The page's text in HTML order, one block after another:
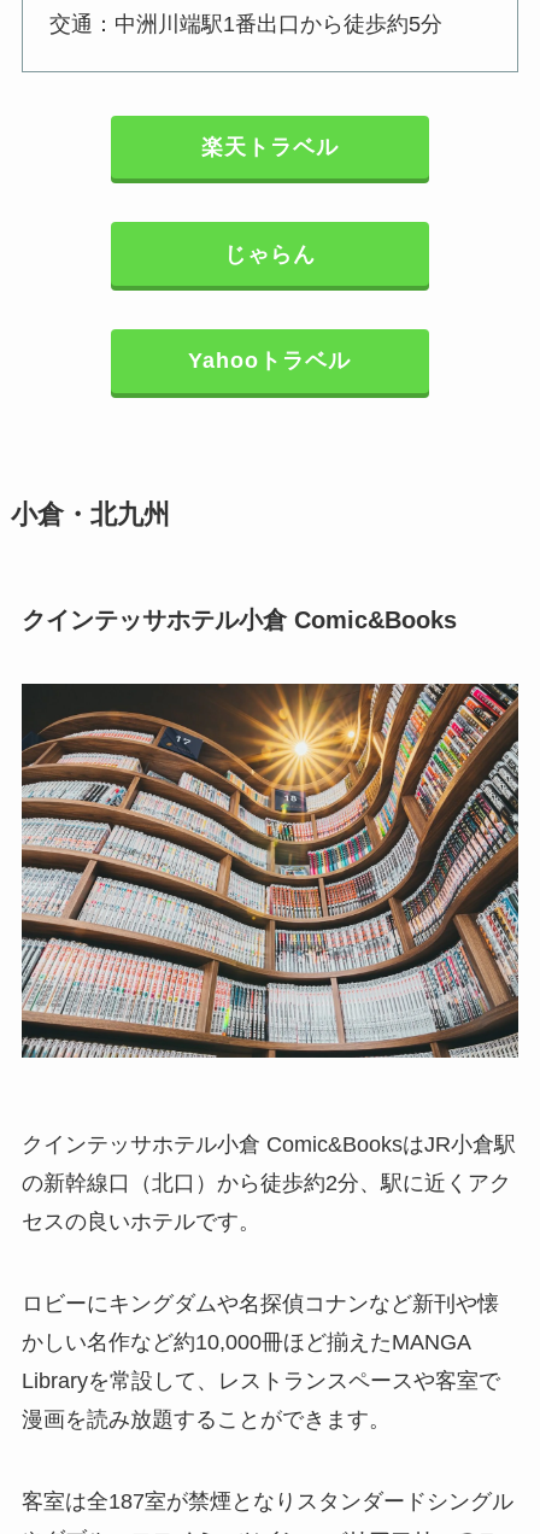
交通：中洲川端駅1番出口から徒歩約5分
楽天トラベル
じゃらん
Yahooトラベル
小倉・北九州
クインテッサホテル小倉 Comic&Books
クインテッサホテル小倉 Comic&BooksはJR小倉駅
の新幹線口（北口）から徒歩約2分、駅に近くアク
セスの良いホテルです。
ロビーにキングダムや名探偵コナンなど新刊や懐
かしい名作など約10,000冊ほど揃えたMANGA
Libraryを常設して、レストランスペースや客室で
漫画を読み放題することができます。
客室は全187室が禁煙となりスタンダードシングル